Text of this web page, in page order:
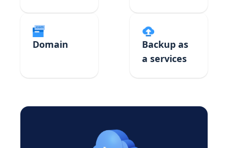
Domain
Backup as
a services